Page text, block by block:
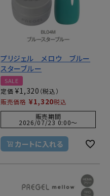
プリジェル メロウ ブルー
スターブルー
SALE
定価 ¥1,320
販売価格 ¥1,320税込
販売期間
2026/07/23 0:00〜
カートに入れる